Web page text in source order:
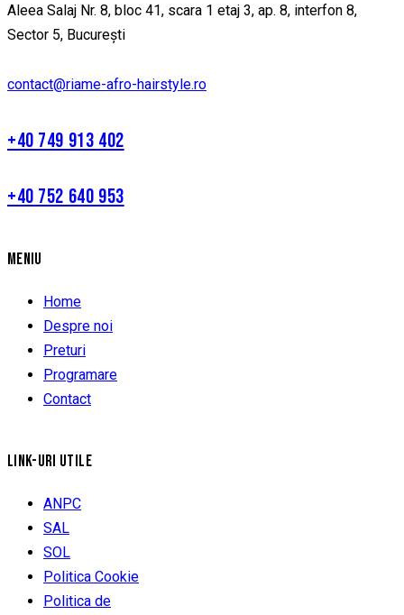
Aleea Salaj Nr. 8, bloc 41, scara 1 etaj 3, ap. 8, interfon 8,
Sector 5, București
contact@riame-afro-hairstyle.ro
+40 749 913 402
+40 752 640 953
MENIU
Home
Despre noi
Preturi
Programare
Contact
LINK-URI UTILE
ANPC
SAL
SOL
Politica Cookie
Politica de